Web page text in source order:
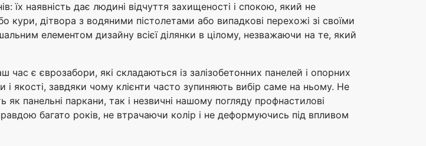
їх наявність дає людині відчуття захищеності і спокою, який не
кури, дітвора з водяними пістолетами або випадкові перехожі зі своїми
елементом дизайну всієї ділянки в цілому, незважаючи на те, який
є єврозабори, які складаються із залізобетонних панелей і опорних
і якості, завдяки чому клієнти часто зупиняють вибір саме на ньому. Не
панельні паркани, так і незвичні нашому погляду профнастилові
багато років, не втрачаючи колір і не деформуючись під впливом